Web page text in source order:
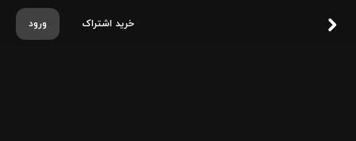
ورود خرید اشتراک